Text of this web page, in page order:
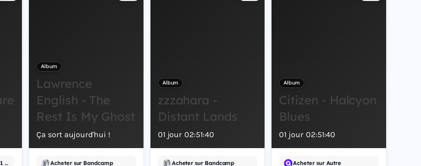
Acheter sur Bandcamp et 1 autre
Album
Lawrence
English - The
Rest Is My Ghost
Ça sort aujourd'hui !
Acheter sur Bandcamp
Album
zzzahara -
Distant Lands
01 jour 02:51:40
Acheter sur Bandcamp
Album
Citizen - Halcyon
Blues
01 jour 02:51:40
Acheter sur Autre